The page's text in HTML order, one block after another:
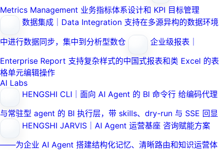
Metrics Management 业务指标体系设计和 KPI 目标管理
数据集成｜Data Integration 支持在多源异构的数据环境
中进行数据同步，集中到分析型数仓
企业级报表｜
Enterprise Report 支持复杂样式的中国式报表和类 Excel 的表
格单元编辑操作
AI Labs
HENGSHI CLI｜面向 AI Agent 的 BI 命令行 给编码代理
与常驻型 agent 的 BI 执行层，带 skills、dry-run 与 SSE 回显
HENGSHI JARVIS｜AI Agent 运营基座 咨询赋能方案
——为企业 AI Agent 搭建结构化记忆、清晰路由和知识运营体